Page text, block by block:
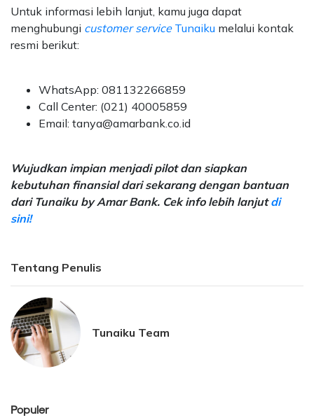
Untuk informasi lebih lanjut, kamu juga dapat
menghubungi customer serviceTunaiku melalui kontak
resmi berikut:
WhatsApp: 081132266859
Call Center: (021) 40005859
Email: tanya@amarbank.co.id
Wujudkan impian menjadi pilot dan siapkan
kebutuhan finansial dari sekarang dengan bantuan
dari Tunaiku by Amar Bank. Cek info lebih lanjutdi
sini!
Tentang Penulis
Tunaiku Team
Populer